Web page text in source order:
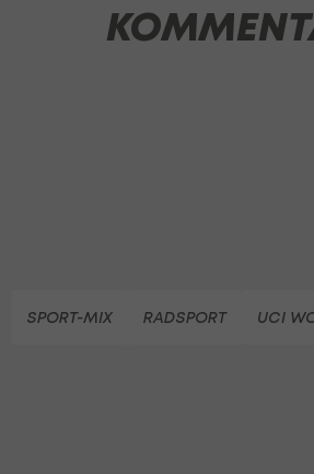
SPORT-MIX RADSPORT UCI